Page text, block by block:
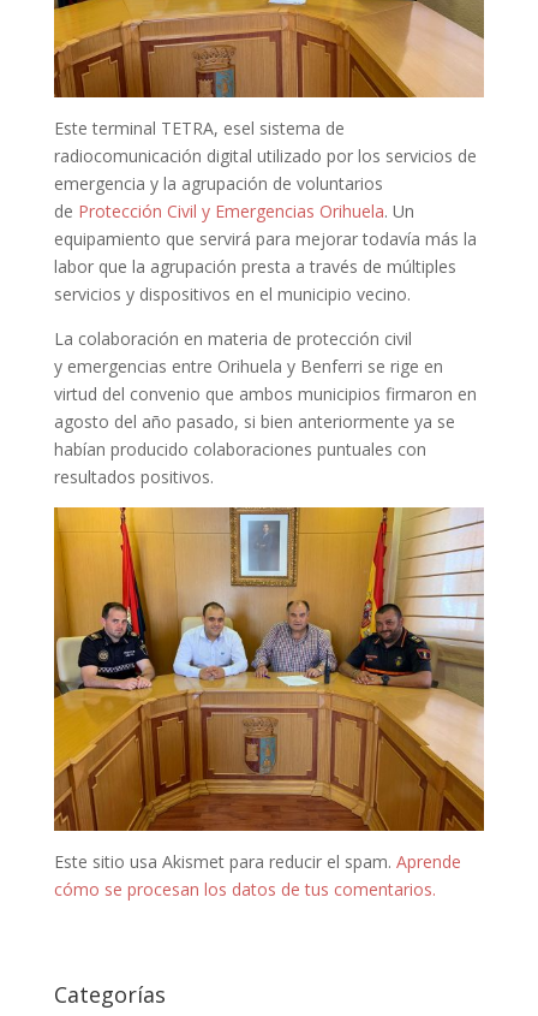
Este terminal TETRA, esel sistema de
radiocomunicación digital utilizado por los servicios de
emergencia y la agrupación de voluntarios
de Protección Civil y Emergencias Orihuela. Un
equipamiento que servirá para mejorar todavía más la
labor que la agrupación presta a través de múltiples
servicios y dispositivos en el municipio vecino.
La colaboración en materia de protección civil
y emergencias entre Orihuela y Benferri se rige en
virtud del convenio que ambos municipios firmaron en
agosto del año pasado, si bien anteriormente ya se
habían producido colaboraciones puntuales con
resultados positivos.
Este sitio usa Akismet para reducir el spam. Aprende
cómo se procesan los datos de tus comentarios.
Categorías